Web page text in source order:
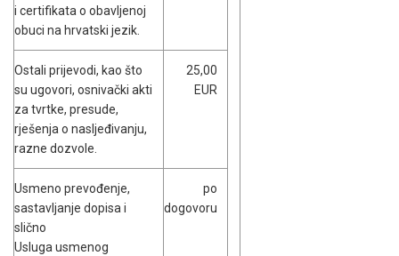
i certifikata o obavljenoj
obuci na hrvatski jezik.
Ostali prijevodi, kao što
su ugovori, osnivački akti
za tvrtke, presude,
rješenja o nasljeđivanju,
razne dozvole.
25,00
EUR
Usmeno prevođenje,
sastavljanje dopisa i
slično
Usluga usmenog
po
dogovoru